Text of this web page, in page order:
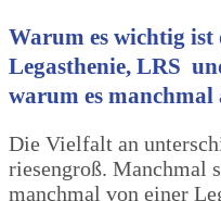
Warum es wichtig ist
Legasthenie, LRS
warum es
Die Vielfalt an
riesengroß. Manchmal
manchmal von einer